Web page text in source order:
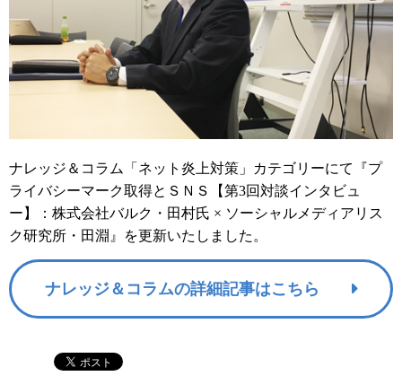
ナレッジ＆コラム「ネット炎上対策」カテゴリーにて『プ
ライバシーマーク取得とＳＮＳ【第3回対談インタビュ
ー】：株式会社バルク・田村氏 × ソーシャルメディアリス
ク研究所・田淵』を更新いたしました。
ナレッジ＆コラムの詳細記事はこちら